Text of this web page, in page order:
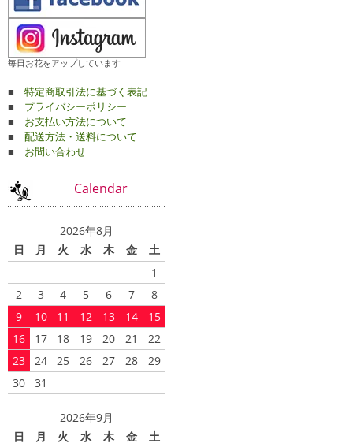
毎日お花をアップしています
■ 特定商取引法に基づく表記
■ プライバシーポリシー
■ お支払い方法について
■ 配送方法・送料について
■ お問い合わせ
Calendar
2026年8月
日
月 火 水 木 金
土
1
2
3 4 5 6 7
8
9
10 11 12 13 14
15
16
17 18 19 20 21
22
23
24 25 26 27 28
29
30
31
2026年9月
日
月 火 水 木 金 土